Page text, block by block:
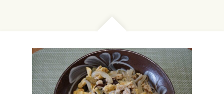
診療料金
お産について